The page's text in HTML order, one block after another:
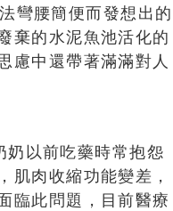
彎腰簡便而發想出的
棄的水泥魚池活化的
慮中還帶著滿滿對人
以前吃藥時常抱怨
肌肉收縮功能變差，
臨此問題，目前醫療